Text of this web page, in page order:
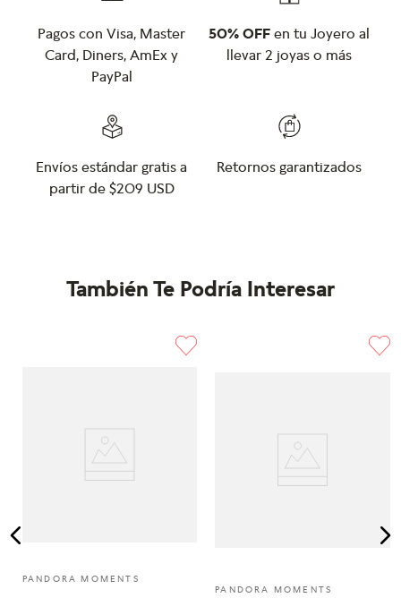
Pagos con Visa, Master
Card, Diners, AmEx y
PayPal
50% OFF en tu Joyero al
llevar 2 joyas o más
Envíos estándar gratis a
partir de $209 USD
Retornos garantizados
También Te Podría Interesar
PANDORA MOMENTS
PANDORA MOMENTS